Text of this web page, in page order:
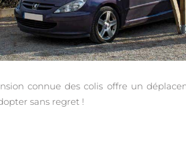
connue des colis offre un
sans regret !